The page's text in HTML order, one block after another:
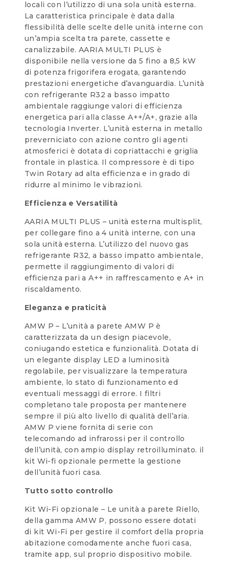
locali con l’utilizzo di una sola unità esterna.
La caratteristica principale è data dalla
flessibilità delle scelte delle unità interne con
un’ampia scelta tra parete, cassette e
canalizzabile. AARIA MULTI PLUS è
disponibile nella versione da 5 fino a 8,5 kW
di potenza frigorifera erogata, garantendo
prestazioni energetiche d’avanguardia. L’unità
con refrigerante R32 a basso impatto
ambientale raggiunge valori di efficienza
energetica pari alla classe A++/A+, grazie alla
tecnologia Inverter. L’unità esterna in metallo
preverniciato con azione contro gli agenti
atmosferici è dotata di copriattacchi e griglia
frontale in plastica. Il compressore è di tipo
Twin Rotary ad alta efficienza e in grado di
ridurre al minimo le vibrazioni.
Efficienza e Versatilità
AARIA MULTI PLUS – unità esterna multisplit,
per collegare fino a 4 unità interne, con una
sola unità esterna. L’utilizzo del nuovo gas
refrigerante R32, a basso impatto ambientale,
permette il raggiungimento di valori di
efficienza pari a A++ in raffrescamento e A+ in
riscaldamento.
Eleganza e praticità
AMW P – L’unità a parete AMW P è
caratterizzata da un design piacevole,
coniugando estetica e funzionalità. Dotata di
un elegante display LED a luminosità
regolabile, per visualizzare la temperatura
ambiente, lo stato di funzionamento ed
eventuali messaggi di errore. I filtri
completano tale proposta per mantenere
sempre il più alto livello di qualità dell’aria.
AMW P viene fornita di serie con
telecomando ad infrarossi per il controllo
dell’unità, con ampio display retroilluminato. il
kit Wi-fi opzionale permette la gestione
dell’unità fuori casa.
Tutto sotto controllo
Kit Wi-Fi opzionale – Le unità a parete Riello,
della gamma AMW P, possono essere dotati
di kit Wi-Fi per gestire il comfort della propria
abitazione comodamente anche fuori casa,
tramite app, sul proprio dispositivo mobile.